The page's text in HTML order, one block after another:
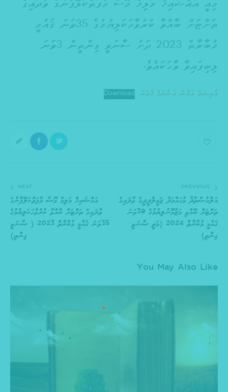
މިއީ އައްޝައިޚް މަލިމް މޫސާ މާފަތްކަލޭފާނުގެ ވާދައިގެ
ތަށްޓަށް ބާއްވާ ކުރުވާހަކަލިޔުމުގެ 35ވަނަ ޤައުމީ
މުބާރާތް 2023 ދަށު ސާނަވީ ގިންތީން 3ވަނަ
ލިބިފައިވާ ވާހަކައެވެ.
އާއިޝަތު ލަޔާން އަޝްރަފް 3ވަނަ Download
PREVIOUS
އަލްއުސްތާޛު މުޙައްމަދު ޖަމީލްދީދީގެ ވާދައިގެ
ތަށްޓަށް ބޭއްވި މަޒުމޫނުލިޔުމުގެ 39ވަނަ
ޤައުމީ މުބާރާތް 2024 (މަތީ ސާނަވީ
ގިންތި)
NEXT
އައްޝައިޚް މަލިމް މޫސާ މާފަތްކަލޭފާނުގެ
ވާދައިގެ ތަށްޓަށް ބާއްވާ ކުރުވާހަކަލިޔުމުގެ
35ވަނަ ޤައުމީ މުބާރާތް 2023 ( ސާނަވީ
ގިންތި)
You May Also Like